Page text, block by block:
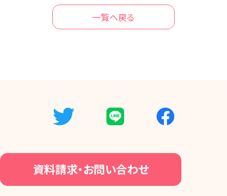
一覧へ戻る
資料請求・お問い合わせ